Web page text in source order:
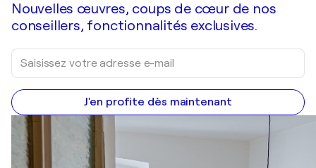
Nouvelles œuvres, coups de cœur de nos
conseillers, fonctionnalités exclusives.
J'en profite dès maintenant